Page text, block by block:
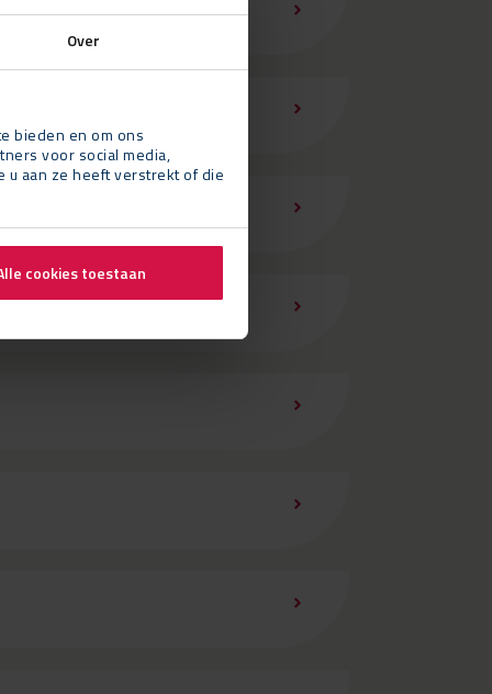
Over
bieden en om ons
voor social media,
u aan ze heeft verstrekt of die
cookies toestaan